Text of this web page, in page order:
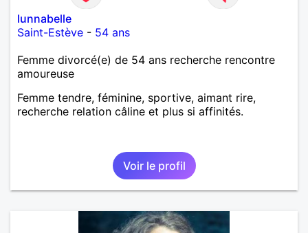
lunnabelle
Saint-Estève - 54 ans
Femme divorcé(e) de 54 ans recherche rencontre
amoureuse
Femme tendre, féminine, sportive, aimant rire,
recherche relation câline et plus si affinités.
Voir le profil